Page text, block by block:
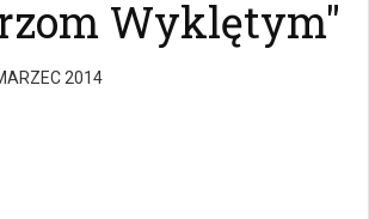
Wyklętym"
2014